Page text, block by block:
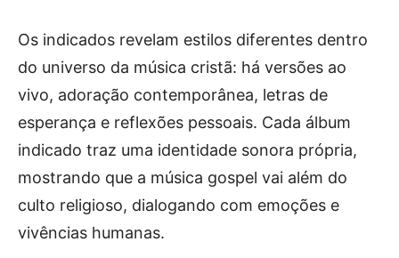
Os indicados revelam estilos diferentes dentro
do universo da música cristã: há versões ao
vivo, adoração contemporânea, letras de
esperança e reflexões pessoais. Cada álbum
indicado traz uma identidade sonora própria,
mostrando que a música gospel vai além do
culto religioso, dialogando com emoções e
vivências humanas.